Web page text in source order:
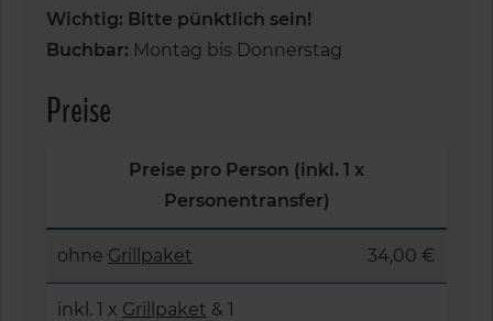
Wichtig: Bitte pünktlich sein!
Buchbar: Montag bis Donnerstag
Preise
Preise pro Person (inkl. 1 x
Personentransfer)
ohne Grillpaket 34,00 €
inkl. 1 x Grillpaket & 1